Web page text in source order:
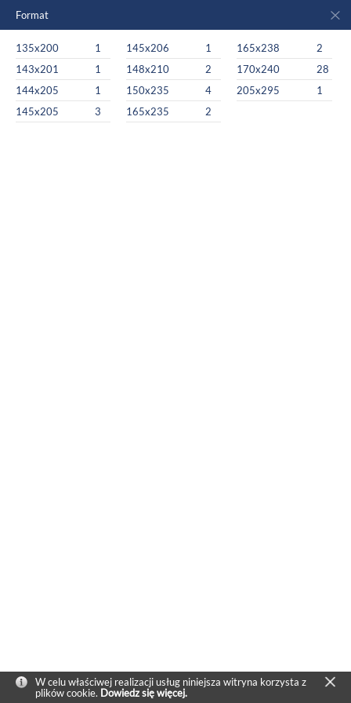
Format
135x200
1
143x201
1
144x205
1
145x205
3
145x206
1
148x210
2
150x235
4
165x235
2
165x238
2
170x240
28
205x295
1
W celu właściwej realizacji usług niniejsza witryna korzysta z
plików cookie. Dowiedz się więcej.